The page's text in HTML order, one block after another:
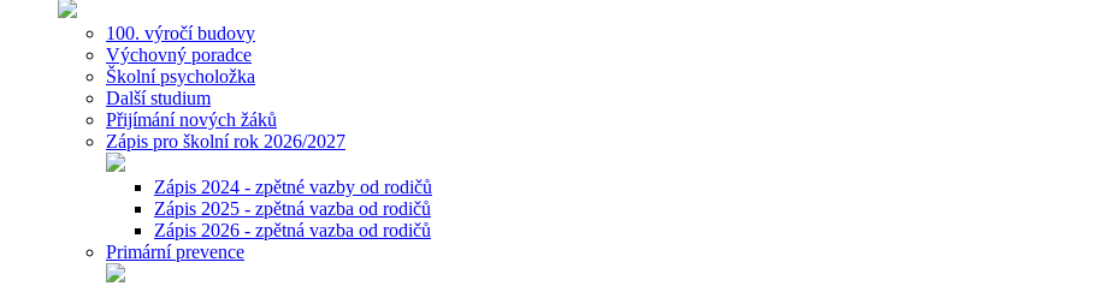
100. výročí budovy
Výchovný poradce
Školní psycholožka
Další studium
Přijímání nových žáků
Zápis pro školní rok 2026/2027
Zápis 2024 - zpětné vazby od rodičů
Zápis 2025 - zpětná vazba od rodičů
Zápis 2026 - zpětná vazba od rodičů
Primární prevence